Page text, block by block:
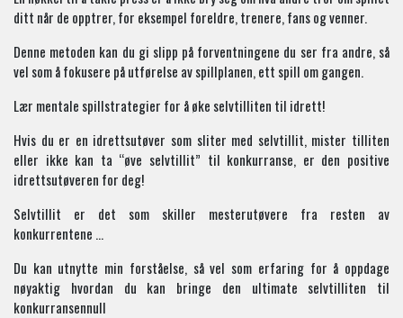
ditt når de opptrer, for eksempel foreldre, trenere, fans og venner.
Denne metoden kan du gi slipp på forventningene du ser fra andre, så
vel som å fokusere på utførelse av spillplanen, ett spill om gangen.
Lær mentale spillstrategier for å øke selvtilliten til idrett!
Hvis du er en idrettsutøver som sliter med selvtillit, mister tilliten
eller ikke kan ta “øve selvtillit” til konkurranse, er den positive
idrettsutøveren for deg!
Selvtillit er det som skiller mesterutøvere fra resten av
konkurrentene …
Du kan utnytte min forståelse, så vel som erfaring for å oppdage
nøyaktig hvordan du kan bringe den ultimate selvtilliten til
konkurransennull